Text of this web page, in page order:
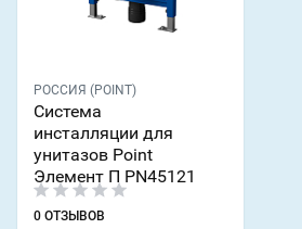
РОССИЯ (POINT)
Система
инсталляции для
унитазов Point
Элемент П PN45121
0 ОТЗЫВОВ